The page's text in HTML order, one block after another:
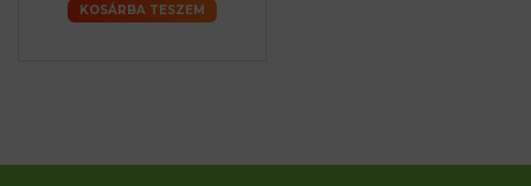
KOSÁRBA TESZEM